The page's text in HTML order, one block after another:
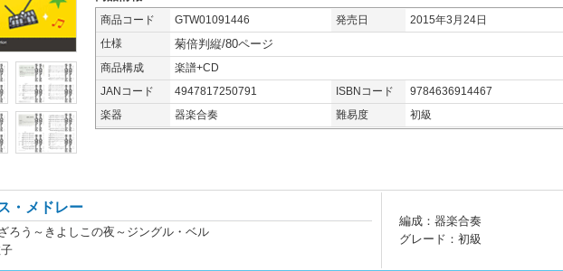
商品コード GTW01091446 発売日
2015年3月24日
仕様
菊倍判縦/80ページ
商品構成
楽譜+CD
JANコード
4947817250791 ISBNコード
9784636914467
楽器
器楽合奏 難易度 初級
・メドレー
ろう～きよしこの夜～ジングル・ベル
編成：器楽合奏
グレード：初級